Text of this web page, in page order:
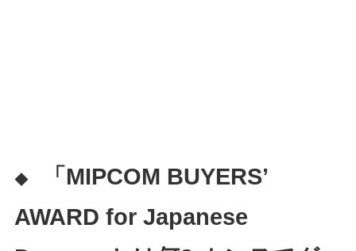
◆
「MIPCOM BUYERS’
AWARD for Japanese